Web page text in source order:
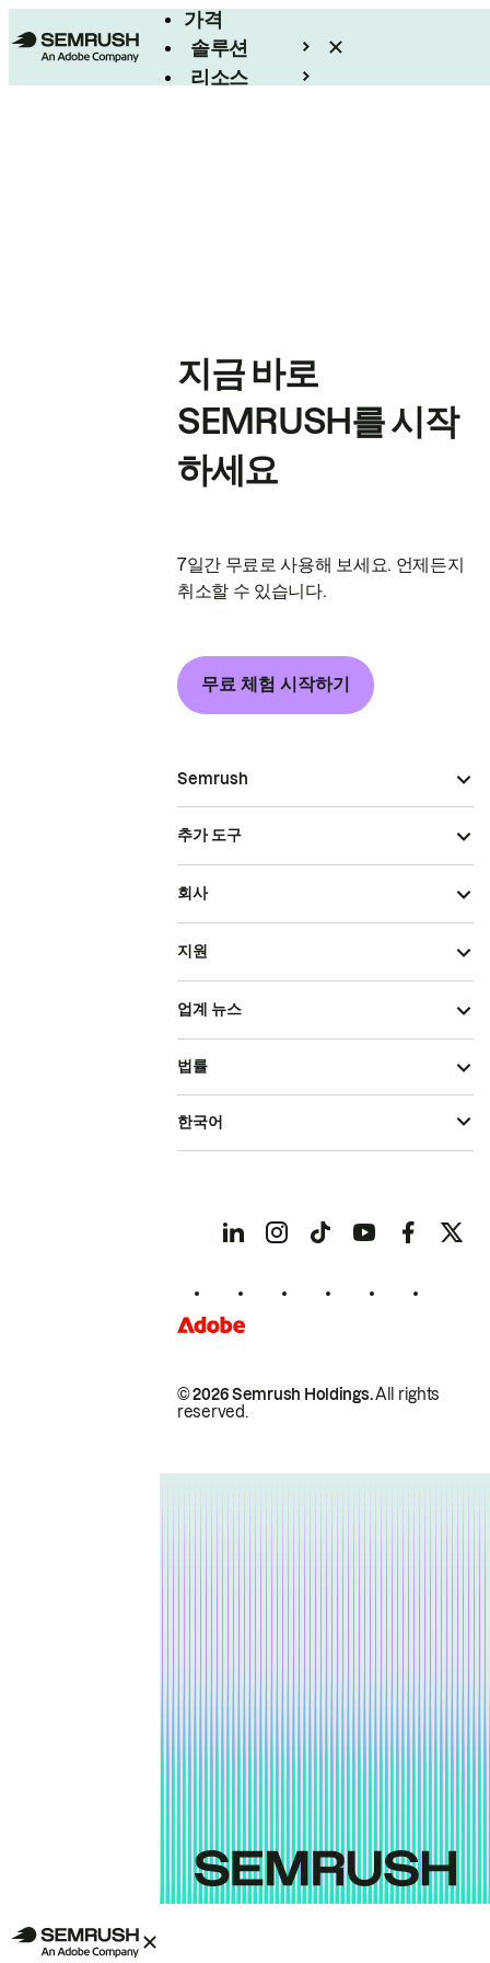
가격
솔루션
리소스
지금 바로
SEMRUSH를 시작
하세요
7일간 무료로 사용해 보세요. 언제든지
취소할 수 있습니다.
무료 체험 시작하기
Semrush
추가 도구
회사
지원
업계 뉴스
© 2026 Semrush Holdings.All rights
reserved.
법률
한국어